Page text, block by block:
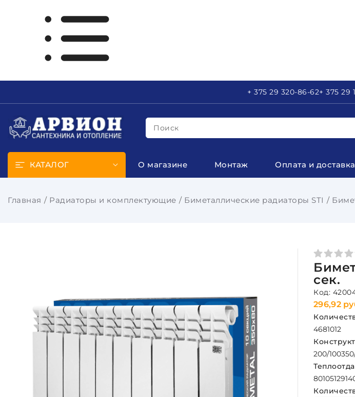
+ 375 29 320-86-62+ 375 29
Поиск
КАТАЛОГ О магазине Монтаж Оплата и доставка
Главная Радиаторы и комплектующие Биметаллические радиаторы STI
сек.
Код:
296,92
4681012
200/100
80105129